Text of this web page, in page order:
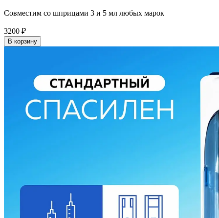
Совместим со шприцами 3 и 5 мл любых марок
3200 ₽
В корзину